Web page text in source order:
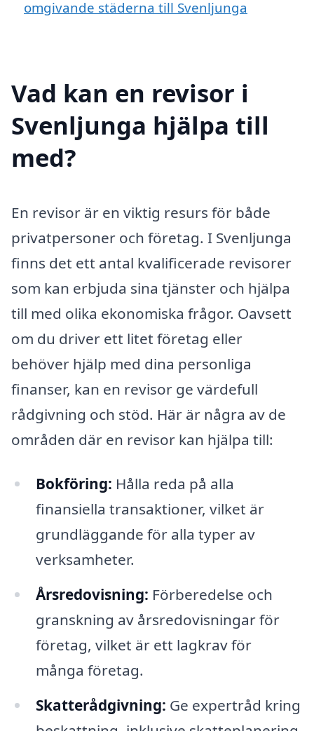
omgivande städerna till Svenljunga
Vad kan en revisor i
Svenljunga hjälpa till
med?
En revisor är en viktig resurs för både
privatpersoner och företag. I Svenljunga
finns det ett antal kvalificerade revisorer
som kan erbjuda sina tjänster och hjälpa
till med olika ekonomiska frågor. Oavsett
om du driver ett litet företag eller
behöver hjälp med dina personliga
finanser, kan en revisor ge värdefull
rådgivning och stöd. Här är några av de
områden där en revisor kan hjälpa till:
Bokföring: Hålla reda på alla
finansiella transaktioner, vilket är
grundläggande för alla typer av
verksamheter.
Årsredovisning: Förberedelse och
granskning av årsredovisningar för
företag, vilket är ett lagkrav för
många företag.
Skatterådgivning: Ge expertråd kring